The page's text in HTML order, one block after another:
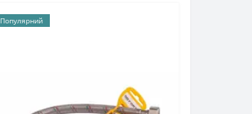
Популярний